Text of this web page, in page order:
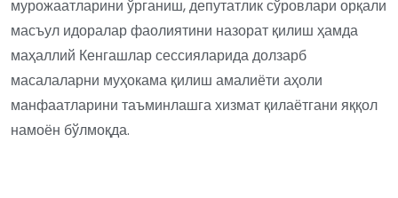
мурожаатларини ўрганиш, депутатлик сўровлари орқали
масъул идоралар фаолиятини назорат қилиш ҳамда
маҳаллий Кенгашлар сессияларида долзарб
масалаларни муҳокама қилиш амалиёти аҳоли
манфаатларини таъминлашга хизмат қилаётгани яққол
намоён бўлмоқда.